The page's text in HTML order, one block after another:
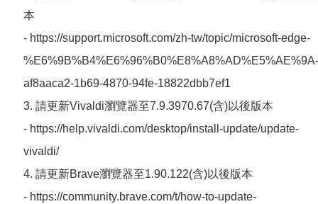
本
- https://support.microsoft.com/zh-tw/topic/microsoft-edge-
%E6%9B%B4%E6%96%B0%E8%A8%AD%E5%AE%9A-
af8aaca2-1b69-4870-94fe-18822dbb7ef1
3. 請更新Vivaldi瀏覽器至7.9.3970.67(含)以後版本
- https://help.vivaldi.com/desktop/install-update/update-
vivaldi/
4. 請更新Brave瀏覽器至1.90.122(含)以後版本
- https://community.brave.com/t/how-to-update-